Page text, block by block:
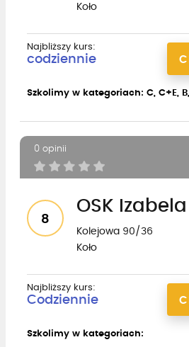
Koło
Najbliższy kurs:
codziennie
Szkolimy w kategoriach: C, C+E, B,
0 opinii
8
OSK
Kolejowa 90/36
Koło
Najbliższy kurs:
Codziennie
Szkolimy w kategoriach: